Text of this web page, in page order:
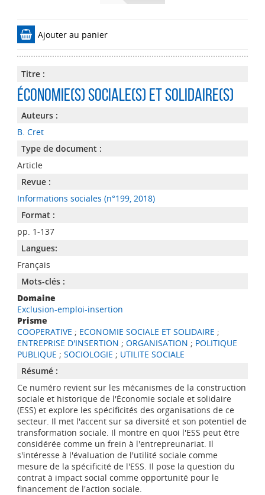
Ajouter au panier
Titre :
Économie(s) sociale(s) et solidaire(s)
Auteurs :
B. Cret
Type de document :
Article
Revue :
Informations sociales (n°199, 2018)
Format :
pp. 1-137
Langues:
Français
Mots-clés :
Domaine
Exclusion-emploi-insertion
Prisme
COOPERATIVE ; ECONOMIE SOCIALE ET SOLIDAIRE ;
ENTREPRISE D'INSERTION ; ORGANISATION ; POLITIQUE
PUBLIQUE ; SOCIOLOGIE ; UTILITE SOCIALE
Résumé :
Ce numéro revient sur les mécanismes de la construction
sociale et historique de l'Économie sociale et solidaire
(ESS) et explore les spécificités des organisations de ce
secteur. Il met l'accent sur sa diversité et son potentiel de
transformation sociale. Il montre en quoi l'ESS peut être
considérée comme un frein à l'entrepreunariat. Il
s'intéresse à l'évaluation de l'utilité sociale comme
mesure de la spécificité de l'ESS. Il pose la question du
contrat à impact social comme opportunité pour le
financement de l'action sociale.